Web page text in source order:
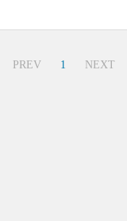
PREV 1 NEXT